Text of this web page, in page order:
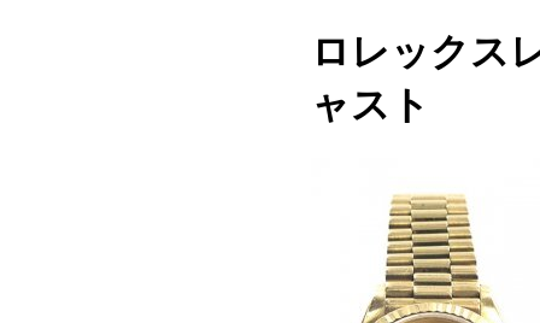
ロレックス
ャスト